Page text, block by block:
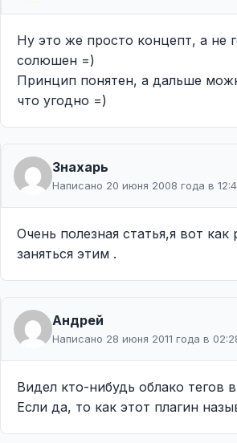
Ну это же просто концепт, а не
солюшен =)
Принцип понятен, а дальше
что угодно =)
Знахарь
Написано 20 июня 2008 года в
Очень полезная статья,я вот как
заняться этим .
Андрей
Написано 28 июня 2011 года в
Видел кто-нибудь облако тегов
Если да, то как этот плагин